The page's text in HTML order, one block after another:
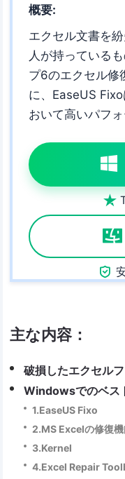
概要:
エクセル文書を
人が持っている
プ6のエクセル修
に、EaseUS
おいて高いパフ


主な内容：
破損したエクセル
Windowsでのベス
1.EaseUS Fixo
2.MS Excelの修復
3.Kernel
4.Excel Repair